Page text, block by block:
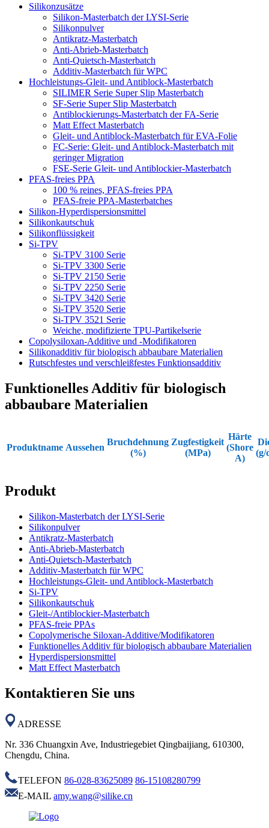
Silikonzusätze
Silikon-Masterbatch der LYSI-Serie
Silikonpulver
Antikratz-Masterbatch
Anti-Abrieb-Masterbatch
Anti-Quietsch-Masterbatch
Additiv-Masterbatch für WPC
Hochleistungs-Gleit- und Antiblock-Masterbatch
SILIMER Serie Super Slip Masterbatch
SF-Serie Super Slip Masterbatch
Antiblockierungs-Masterbatch der FA-Serie
Matt Effect Masterbatch
Gleit- und Antiblock-Masterbatch für EVA-Folie
FC-Serie: Gleit- und Antiblock-Masterbatch mit
geringer Migration
FSE-Serie Gleit- und Antiblockier-Masterbatch
PFAS-freies PPA
100 % reines, PFAS-freies PPA
PFAS-freie PPA-Masterbatches
Silikon-Hyperdispersionsmittel
Silikonkautschuk
Silikonflüssigkeit
Si-TPV
Si-TPV 3100 Serie
Si-TPV 3300 Serie
Si-TPV 2150 Serie
Si-TPV 2250 Serie
Si-TPV 3420 Serie
Si-TPV 3520 Serie
Si-TPV 3521 Serie
Weiche, modifizierte TPU-Partikelserie
Copolysiloxan-Additive und -Modifikatoren
Silikonadditiv für biologisch abbaubare Materialien
Rutschfestes und verschleißfestes Funktionsadditiv
Funktionelles Additiv für biologisch
abbaubare Materialien
Produktname Aussehen
Bruchdehnung
(%)
Zugfestigkeit
(MPa)
Härte
(Shore
A)
(g/
Produkt
Silikon-Masterbatch der LYSI-Serie
Silikonpulver
Antikratz-Masterbatch
Anti-Abrieb-Masterbatch
Anti-Quietsch-Masterbatch
Additiv-Masterbatch für WPC
Hochleistungs-Gleit- und Antiblock-Masterbatch
Si-TPV
Silikonkautschuk
Gleit-/Antiblockier-Masterbatch
PFAS-freie PPAs
Copolymerische Siloxan-Additive/Modifikatoren
Funktionelles Additiv für biologisch abbaubare Materialien
Hyperdispersionsmittel
Matt Effect Masterbatch
Kontaktieren Sie uns
ADRESSE
Nr. 336 Chuangxin Ave, Industriegebiet Qingbaijiang, 610300,
Chengdu, China.
TELEFON 86-028-83625089 86-15108280799
E-MAIL amy.wang@silike.cn